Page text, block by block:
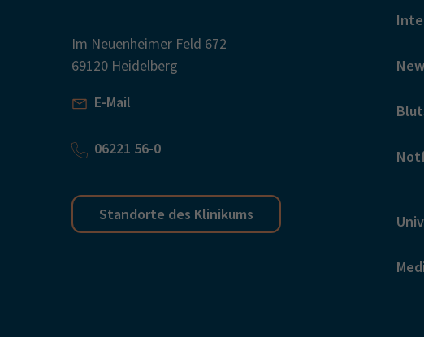
Im Neuenheimer Feld 672
69120 Heidelberg
E-Mail
06221 56-0
Standorte des Klinikums